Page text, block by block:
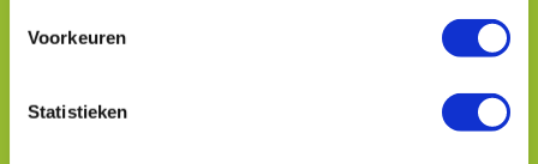
Voorkeuren
Statistieken
* *